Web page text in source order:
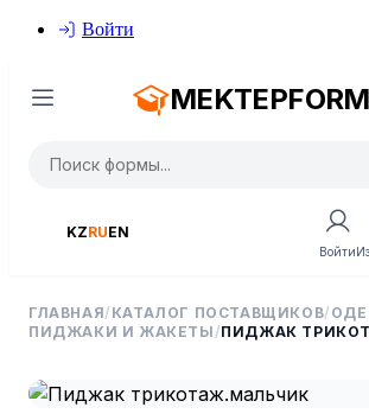
Войти
KZRUEN
Войти
ГЛАВНАЯ/ КАТАЛОГ ПОСТАВЩИКОВ/
ПИДЖАКИ И ЖАКЕТЫ /ПИДЖАК